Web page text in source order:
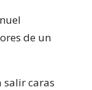
de un
salir caras